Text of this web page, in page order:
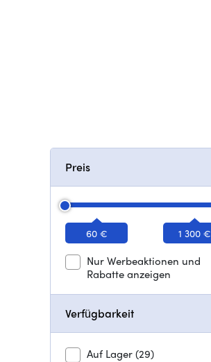
Preis
60 € 1 300 €
Nur Werbeaktionen und
Rabatte anzeigen
Verfügbarkeit
Auf Lager(29)